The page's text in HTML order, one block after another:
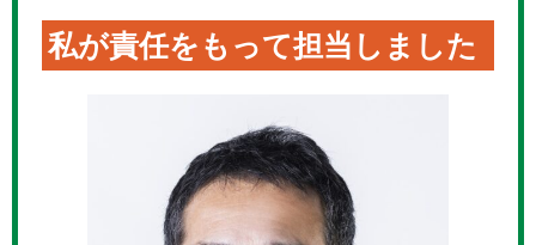
私が責任をもって担当しました